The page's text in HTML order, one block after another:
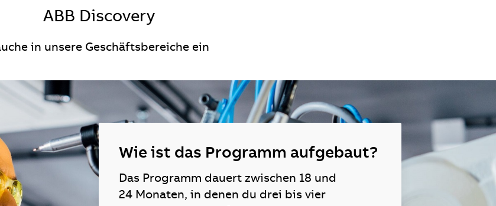
ABB Discovery
in unsere Geschäftsbereiche ein
Wie ist das Programm aufgebaut?
Das Programm dauert zwischen 18 und
24 Monaten, in denen du drei bis vier